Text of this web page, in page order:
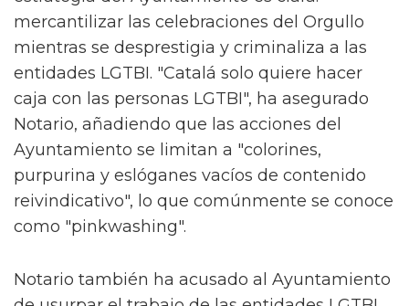
mercantilizar las celebraciones del Orgullo
mientras se desprestigia y criminaliza a las
entidades LGTBI. "Catalá solo quiere hacer
caja con las personas LGTBI", ha asegurado
Notario, añadiendo que las acciones del
Ayuntamiento se limitan a "colorines,
purpurina y eslóganes vacíos de contenido
reivindicativo", lo que comúnmente se conoce
como "pinkwashing".
Notario también ha acusado al Ayuntamiento